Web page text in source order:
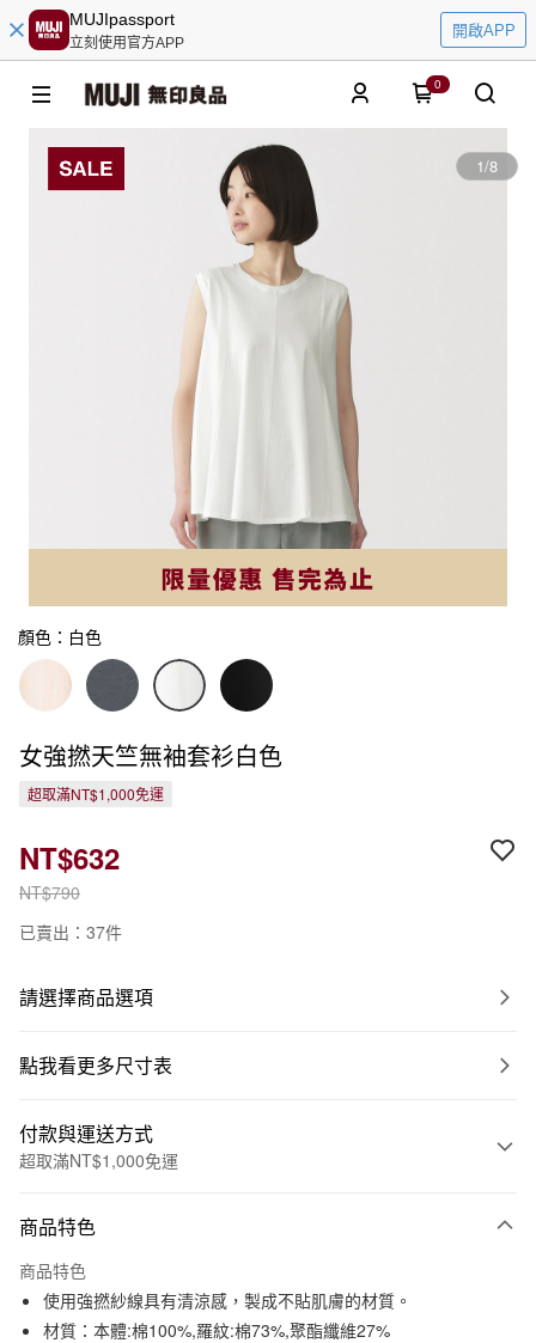
MUJIpassport
立刻使用官方APP
開啟APP
0
1/8
顏色：白色
女強撚天竺無袖套衫白色
超取滿NT$1,000免運
NT$790
NT$632
已賣出：37件
請選擇商品選項
點我看更多尺寸表
付款與運送方式
超取滿NT$1,000免運
信用卡一次付款
信用卡分期付款
3 期 0 利率 每期NT$210
商品特色
商品特色
使用強撚紗線具有清涼感，製成不貼肌膚的材質。
材質：本體:棉100%,羅紋:棉73%,聚酯纖維27%